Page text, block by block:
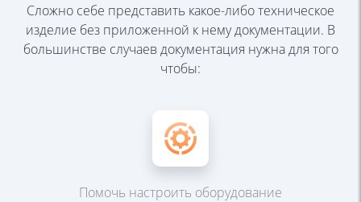
Сложно себе представить какое-либо техническое
изделие без приложенной к нему документации. В
большинстве случаев документация нужна для того
чтобы:
Помочь настроить оборудование